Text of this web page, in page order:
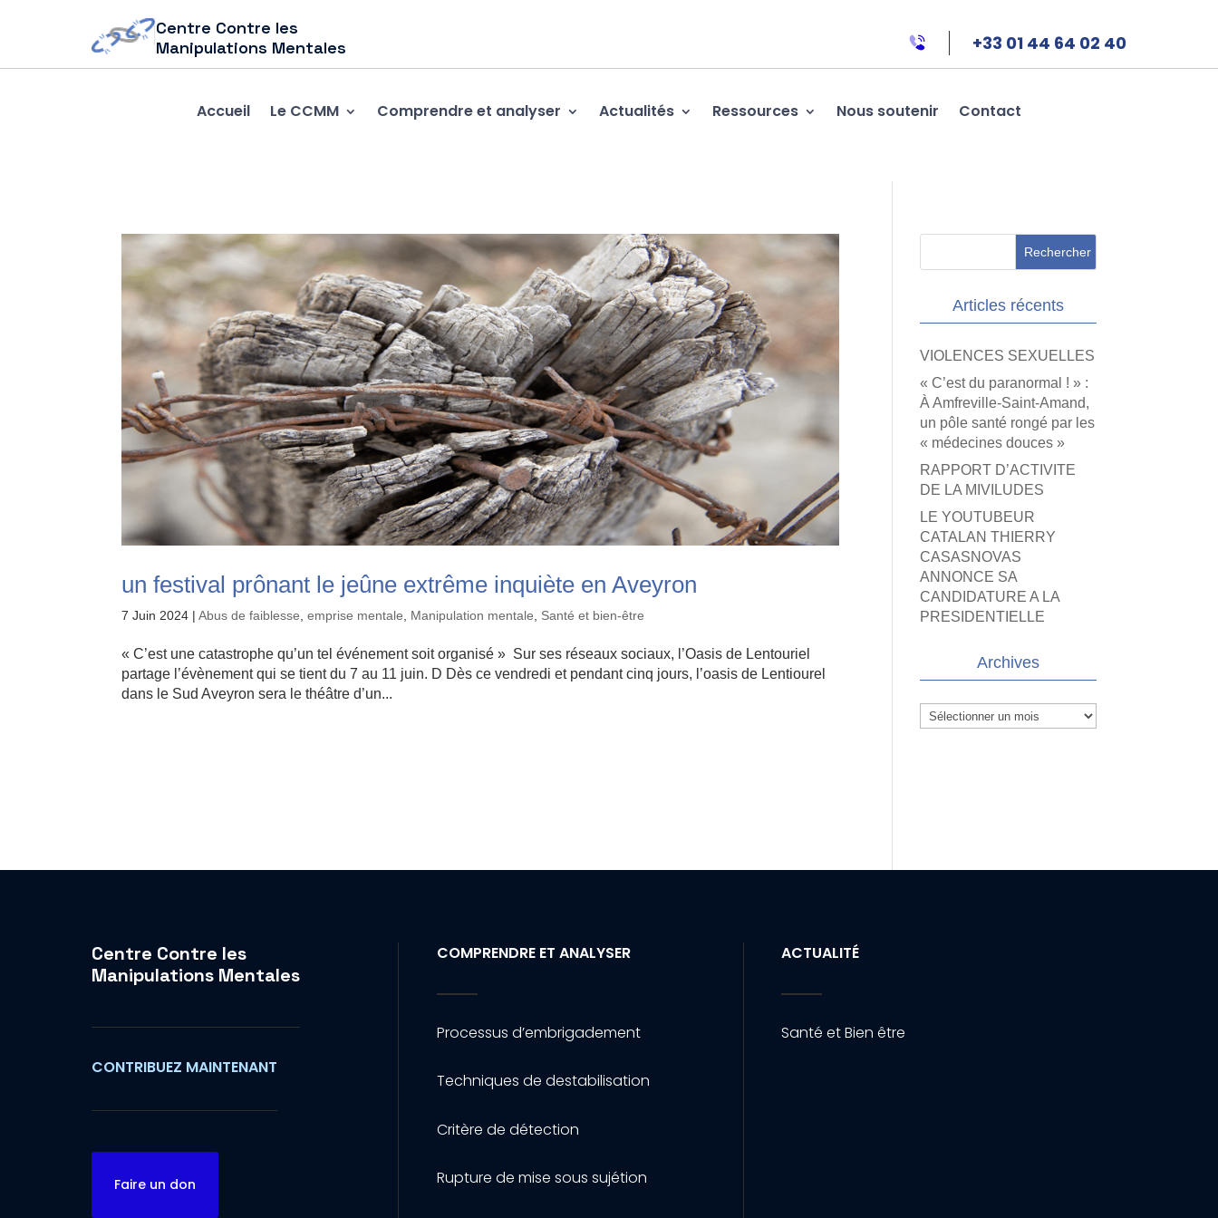
Centre Contre les
Manipulations Mentales
+33 01 44 64 02 40
Accueil Le CCMM Comprendre et analyser Actualités Ressources Nous soutenir Contact
un festival prônant le jeûne extrême inquiète en Aveyron
7 Juin 2024 |Abus de faiblesse ,emprise mentale Manipulation mentale Santé et bien-être
« C’est une catastrophe qu’un tel événement soit organisé » Sur ses réseaux sociaux, l’Oasis de Lentouriel
partage l’évènement qui se tient du 7 au 11 juin. D Dès ce vendredi et pendant cinq jours, l’oasis de Lentiourel
dans le Sud Aveyron sera le théâtre d’un...
Articles récents
VIOLENCES SEXUELLES
« C’est du paranormal ! » :
À Amfreville-Saint-Amand,
un pôle santé rongé par les
« médecines douces »
RAPPORT D’ACTIVITE
DE LA MIVILUDES
LE YOUTUBEUR
CATALAN THIERRY
CASASNOVAS
ANNONCE SA
CANDIDATURE A LA
PRESIDENTIELLE
Archives
Archives
Centre Contre les
Manipulations Mentales
CONTRIBUEZ MAINTENANT
Faire un don
COMPRENDRE ET ANALYSER
Processus d’embrigadement
Techniques de destabilisation
Critère de détection
Rupture de mise sous sujétion
ACTUALITÉ
Santé et Bien être